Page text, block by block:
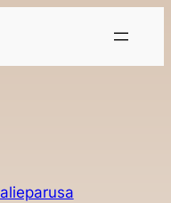
alieparusa